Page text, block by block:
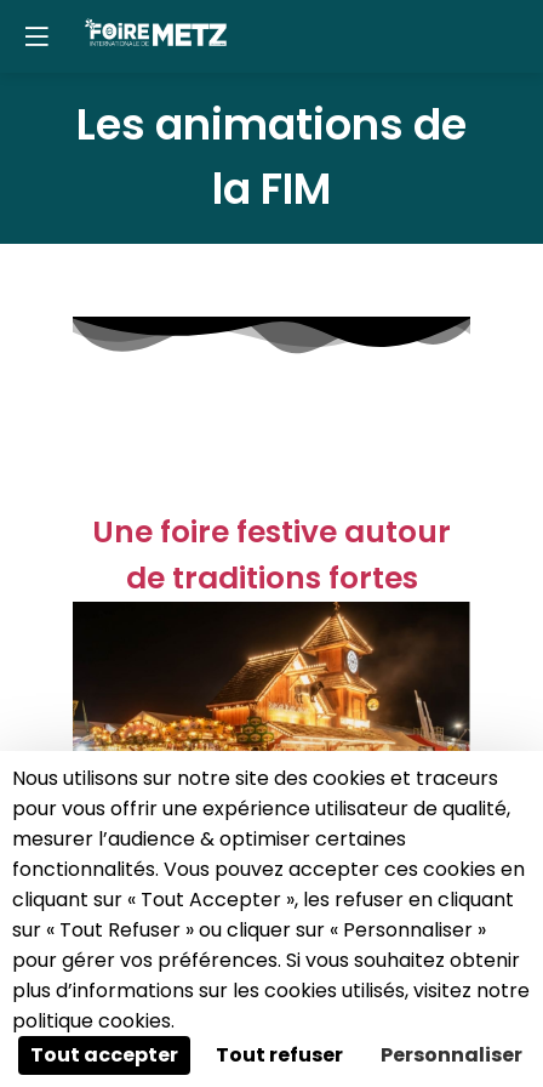
Les animations de
la FIM
Une foire festive autour
de traditions fortes
Au programme notamment :
Trophée Cristal Michel Roth2026 :
Remise des prix prévue samedi 3
octobre à 17 heures, en présence de
Michel Roth
Mirabelle d’Or2026 : Remise des prix
prévue samedi 3 octobre à 17 heures, en
A propos des cookies sur ce site
Ce site utilise des cookies visant à améliorer votre
expérience.
Panneau de gestion des cookies
Nous utilisons sur notre site des cookies et traceurs
pour vous offrir une expérience utilisateur de qualité,
mesurer l’audience & optimiser certaines
fonctionnalités. Vous pouvez accepter ces cookies en
cliquant sur « Tout Accepter », les refuser en cliquant
sur « Tout Refuser » ou cliquer sur « Personnaliser »
pour gérer vos préférences. Si vous souhaitez obtenir
plus d’informations sur les cookies utilisés, visitez notre
politique cookies.
Tout accepter
Tout refuser Personnaliser